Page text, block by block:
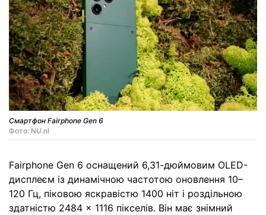
Смартфон Fairphone Gen 6
Фото: NU.nl
Fairphone Gen 6 оснащений 6,31-дюймовим OLED-
дисплеєм із динамічною частотою оновлення 10–
120 Гц, піковою яскравістю 1400 ніт і роздільною
здатністю 2484 × 1116 пікселів. Він має знімний